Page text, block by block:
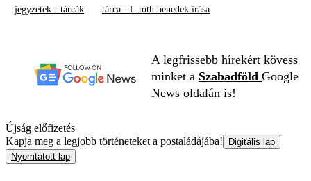
jegyzetek - tárcák tárca - f. tóth benedek írása
A legfrissebb hírekért kövess
minket a Szabadföld Google
News oldalán is!
Újság előfizetés
Kapja meg a legjobb történeteket a postaládájába!
Digitális lap
Nyomtatott lap